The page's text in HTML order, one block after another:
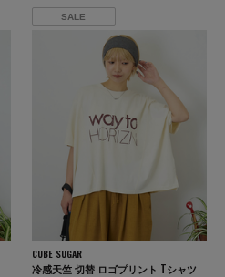
SALE
CUBE SUGAR
冷感天竺 切替 ロゴプリント Tシャツ